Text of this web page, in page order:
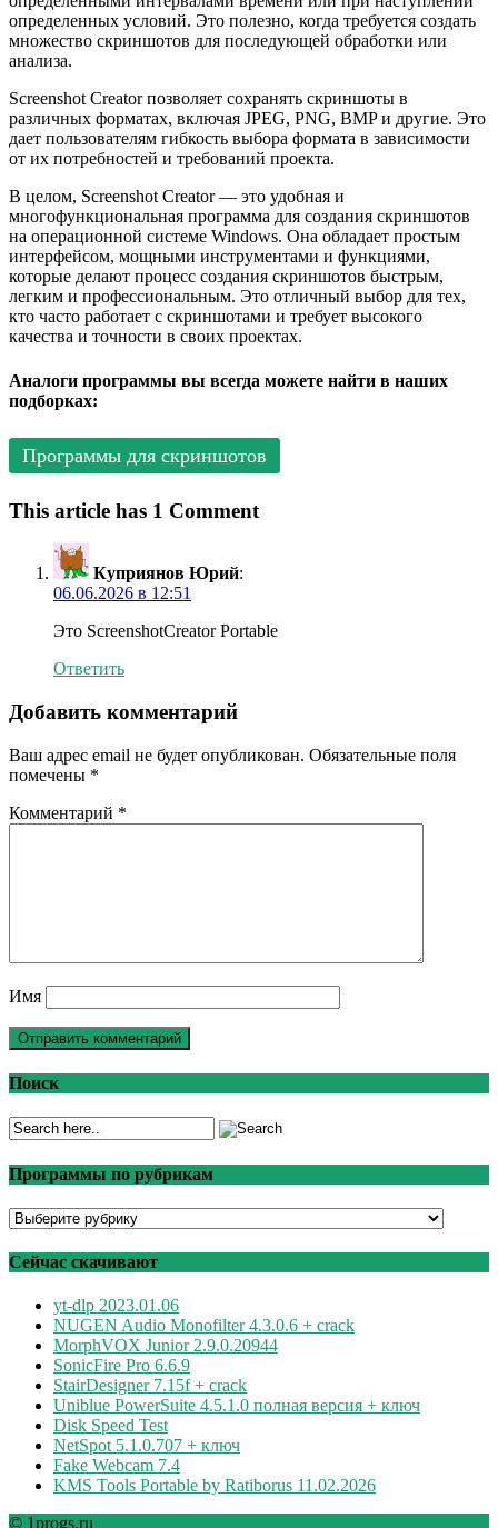
определенных условий. Это полезно, когда требуется создать
множество скриншотов для последующей обработки или
анализа.
Screenshot Creator позволяет сохранять скриншоты в
различных форматах, включая JPEG, PNG, BMP и другие. Это
дает пользователям гибкость выбора формата в зависимости
от их потребностей и требований проекта.
В целом, Screenshot Creator — это удобная и
многофункциональная программа для создания скриншотов
на операционной системе Windows. Она обладает простым
интерфейсом, мощными инструментами и функциями,
которые делают процесс создания скриншотов быстрым,
легким и профессиональным. Это отличный выбор для тех,
кто часто работает с скриншотами и требует высокого
качества и точности в своих проектах.
Аналоги программы вы всегда можете найти в наших
подборках:
Программы для скриншотов
This article has 1 Comment
Куприянов Юрий:
06.06.2026 в 12:51
Это ScreenshotCreator Portable
Ответить
Добавить комментарий
Ваш адрес email не будет опубликован. Обязательные поля
помечены *
Комментарий *
Имя
Поиск
Программы по рубрикам
Программы
рубрикам
Сейчас скачивают
yt-dlp 2023.01.06
NUGEN Audio Monofilter 4.3.0.6 + crack
MorphVOX Junior 2.9.0.20944
SonicFire Pro 6.6.9
StairDesigner 7.15f + crack
Uniblue PowerSuite 4.5.1.0 полная версия + ключ
Disk Speed Test
NetSpot 5.1.0.707 + ключ
Fake Webcam 7.4
KMS Tools Portable by Ratiborus 11.02.2026
© 1progs.ru